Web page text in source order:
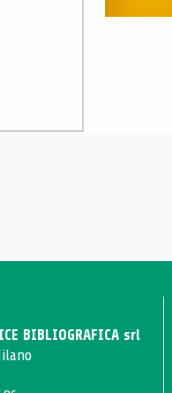
BIBLIOGRAFICA srl